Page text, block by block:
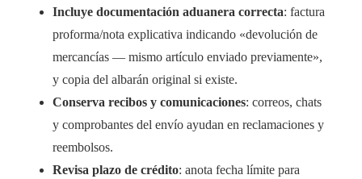
Incluye documentación aduanera correcta: factura
proforma/nota explicativa indicando «devolución de
mercancías — mismo artículo enviado previamente»,
y copia del albarán original si existe.
Conserva recibos y comunicaciones: correos, chats
y comprobantes del envío ayudan en reclamaciones y
reembolsos.
Revisa plazo de crédito: anota fecha límite para